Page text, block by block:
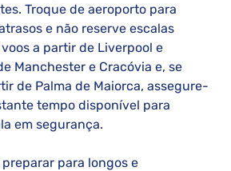
Troque de aeroporto para
e não reserve escalas
a partir de Liverpool e
Manchester e Cracóvia e, se
de Palma de Maiorca, assegure-
tempo disponível para
em segurança.
para longos e